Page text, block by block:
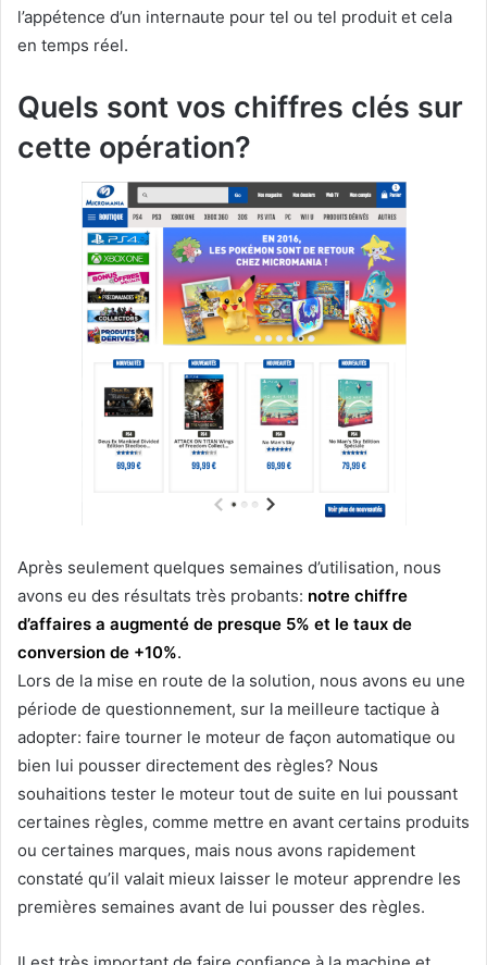
l’appétence d’un internaute pour tel ou tel produit et cela
en temps réel.
Quels sont vos chiffres clés sur
cette opération?
Après seulement quelques semaines d’utilisation, nous
avons eu des résultats très probants: notre chiffre
d’affaires a augmenté de presque 5% et le taux de
conversion de +10%.
Lors de la mise en route de la solution, nous avons eu une
période de questionnement, sur la meilleure tactique à
adopter: faire tourner le moteur de façon automatique ou
bien lui pousser directement des règles? Nous
souhaitions tester le moteur tout de suite en lui poussant
certaines règles, comme mettre en avant certains produits
ou certaines marques, mais nous avons rapidement
constaté qu’il valait mieux laisser le moteur apprendre les
premières semaines avant de lui pousser des règles.